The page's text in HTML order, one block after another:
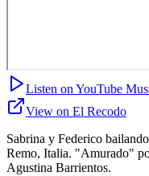
Listen on YouTube
View on El Recodo
Sabrina y Federico
Remo, Italia. "Amurado"
Agustina Barrientos.